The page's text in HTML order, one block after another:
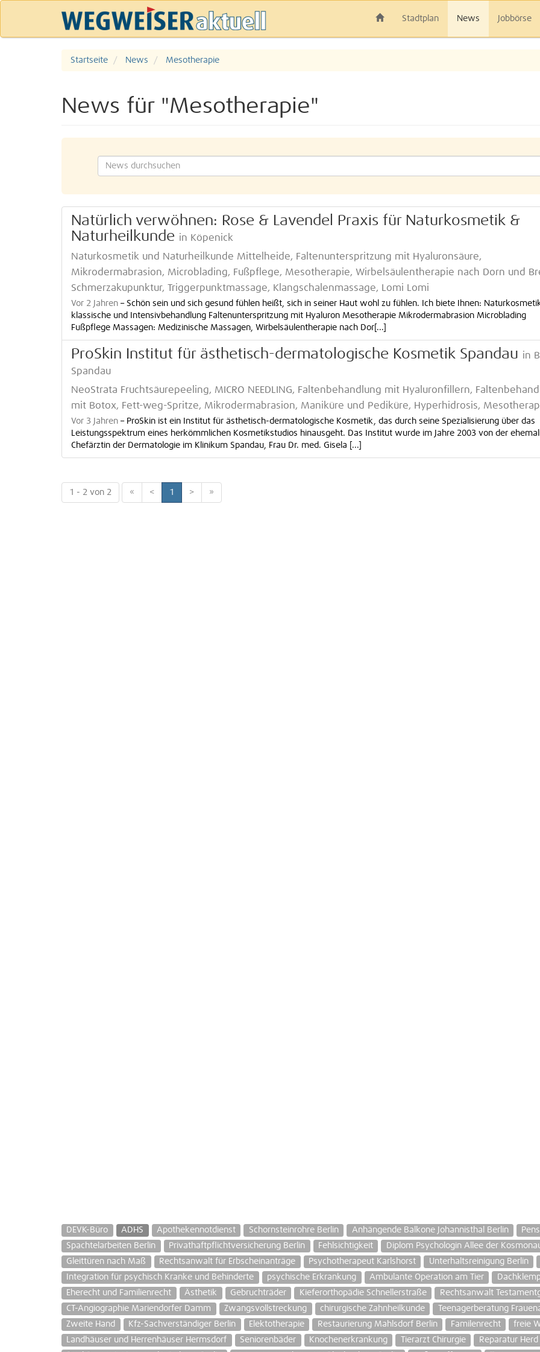
Stadtplan News Jobbörse
Startseite News Mesotherapie
News für "Mesotherapie"
Natürlich verwöhnen: Rose & Lavendel Praxis für Naturkosmetik &
Naturheilkunde in Köpenick
Naturkosmetik und Naturheilkunde Mittelheide, Faltenunterspritzung mit Hyaluronsäure,
Mikrodermabrasion, Microblading, Fußpflege, Mesotherapie, Wirbelsäulentherapie nach Dorn und
Schmerzakupunktur, Triggerpunktmassage, Klangschalenmassage, Lomi Lomi
Vor 2 Jahren – Schön sein und sich gesund fühlen heißt, sich in seiner Haut wohl zu fühlen. Ich biete Ihnen:
klassische und Intensivbehandlung Faltenunterspritzung mit Hyaluron Mesotherapie Mikrodermabrasion Microblading
Fußpflege Massagen: Medizinische Massagen, Wirbelsäulentherapie nach Dor[...]
ProSkin Institut für ästhetisch-dermatologische Kosmetik Spandau in
Spandau
NeoStrata Fruchtsäurepeeling, MICRO NEEDLING, Faltenbehandlung mit Hyaluronfillern,
mit Botox, Fett-weg-Spritze, Mikrodermabrasion, Maniküre und Pediküre, Hyperhidrosis,
Vor 3 Jahren – ProSkin ist ein Institut für ästhetisch-dermatologische Kosmetik, das durch seine Spezialisierung über das
Leistungsspektrum eines herkömmlichen Kosmetikstudios hinausgeht. Das Institut wurde im Jahre 2003 von der
Chefärztin der Dermatologie im Klinikum Spandau, Frau Dr. med. Gisela [...]
1 - 2 von 2 « < 1 > »
DEVK-Büro ADHS Apothekennotdienst Schornsteinrohre Berlin Anhängende Balkone Johannisthal Berlin
Spachtelarbeiten Berlin
Privathaftpflichtversicherung Berlin Fehlsichtigkeit Diplom Psychologin Allee der
Gleittüren nach Maß
Rechtsanwalt für Erbscheinanträge Psychotherapeut Karlshorst Unterhaltsreinigung Berlin
Integration für psychisch Kranke und Behinderte
psychische Erkrankung Ambulante Operation am Tier
Eherecht und Familienrecht
Ästhetik Gebruchträder Kieferorthopädie Schnellerstraße Rechtsanwalt
CT-Angiographie Mariendorfer Damm
Zwangsvollstreckung chirurgische Zahnheilkunde Teenagerberatung
Zweite Hand
Kfz-Sachverständiger Berlin Elektotherapie Restaurierung Mahlsdorf Berlin Familenrecht
freie
Landhäuser und Herrenhäuser Hermsdorf
Seniorenbäder Knochenerkrankung Tierarzt Chirurgie
Reparatur